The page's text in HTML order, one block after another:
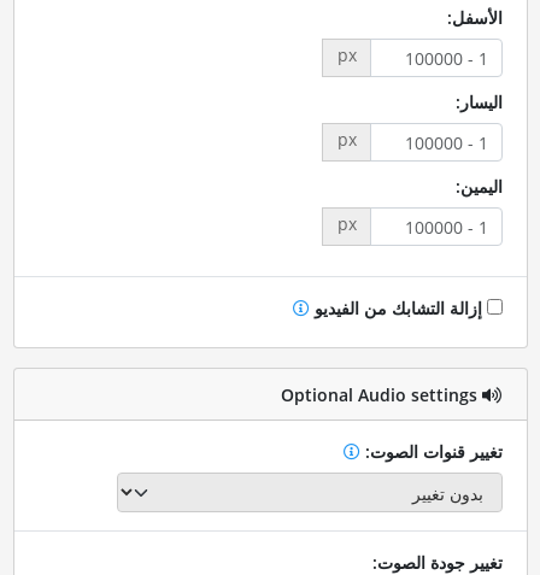
الأسفل:
px
اليسار:
px
اليمين:
px
إزالة التشابك من الفيديو
Optional Audio settings
تغيير قنوات الصوت:
تغيير جودة الصوت: